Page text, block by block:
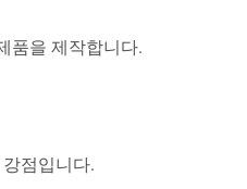
품을 제작합니다.
점입니다.